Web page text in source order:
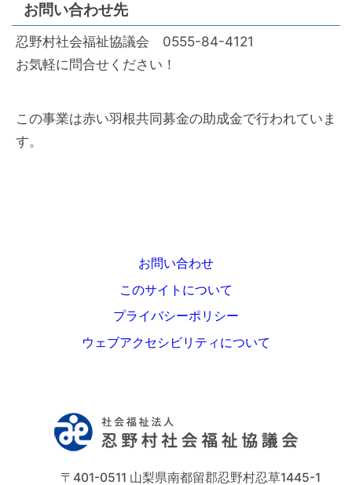
お問い合わせ先
忍野村社会福祉協議会 0555-84-4121
お気軽に問合せください！
この事業は赤い羽根共同募金の助成金で行われていま
す。
お問い合わせ
このサイトについて
プライバシーポリシー
ウェブアクセシビリティについて
〒401-0511 山梨県南都留郡忍野村忍草1445-1